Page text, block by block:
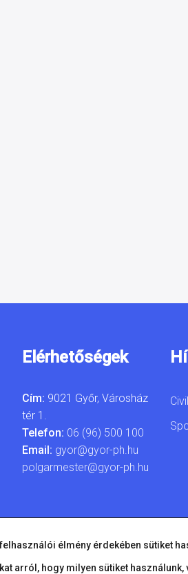
Elérhetőségek
Cím: 9021 Győr, Városház
tér 1.
Telefon: 06 (96) 500 100
Email: gyor@gyor-ph.hu
polgarmester@gyor-ph.hu
élmény érdekében sütiket
arról, hogy milyen sütiket használunk,